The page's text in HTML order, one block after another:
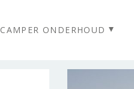
CAMPER ONDERHOUD